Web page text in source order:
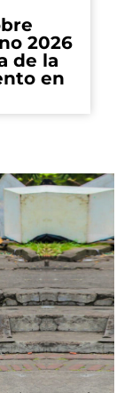
2026
de la
en